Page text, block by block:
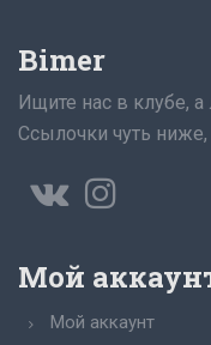
Bimer
Ищите нас в клубе,
Ссылочки чуть ниже,
Мой
Мой аккаунт